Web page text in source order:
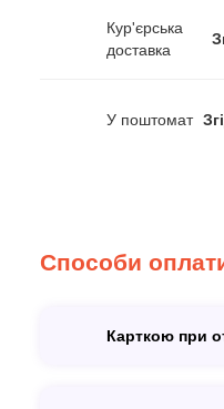
Кур'єрська
доставка
У поштомат
Способи
Карткою при